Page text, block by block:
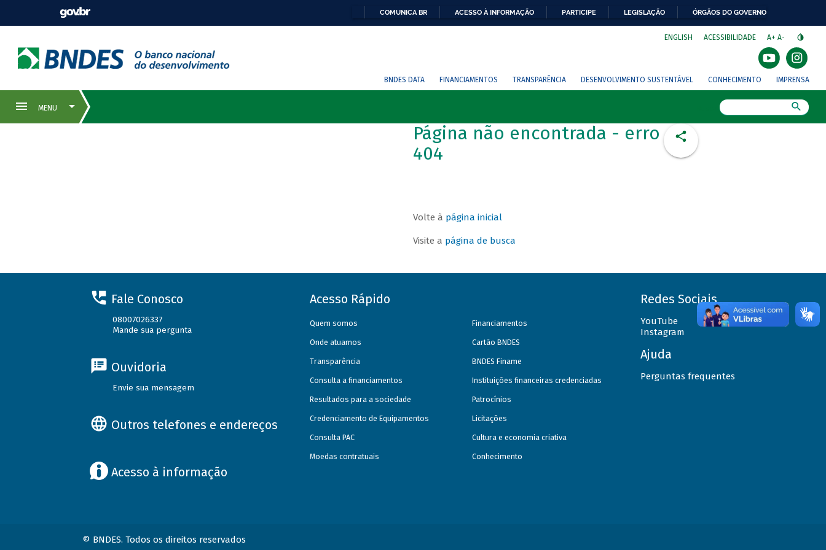
COMUNICA BR ACESSO À INFORMAÇÃO PARTICIPE LEGISLAÇÃO ÓRGÃOS DO GOVERNO
ENGLISH ACESSIBILIDADE A+ A-
BNDES DATA FINANCIAMENTOS TRANSPARÊNCIA DESENVOLVIMENTO SUSTENTÁVEL CONHECIMENTO IMPRENSA
Página não encontrada - erro
404
Volte à página inicial
Visite a página de busca
Fale Conosco
08007026337
Mande sua pergunta
Ouvidoria
Envie sua mensagem
Outros telefones e endereços
Acesso à informação
Acesso Rápido
Quem somos
Onde atuamos
Transparência
Consulta a financiamentos
Resultados para a sociedade
Credenciamento de Equipamentos
Consulta PAC
Moedas contratuais
Financiamentos
Cartão BNDES
BNDES Finame
Instituições financeiras credenciadas
Patrocínios
Licitações
Cultura e economia criativa
Conhecimento
Redes Sociais
YouTube
Instagram
Ajuda
Perguntas frequentes
© BNDES. Todos os direitos reservados